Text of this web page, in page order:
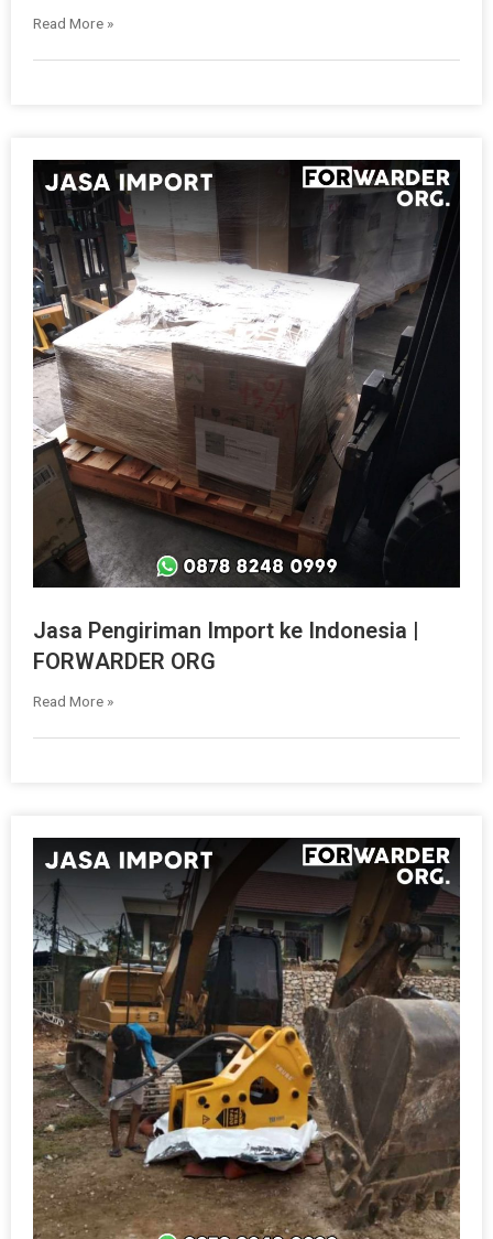
Read More »
Jasa Pengiriman Import ke Indonesia |
FORWARDER ORG
Read More »